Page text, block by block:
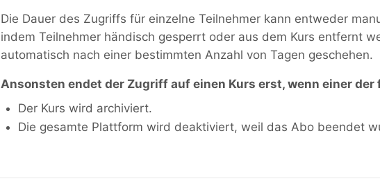
Die Dauer des Zugriffs für einzelne Teilnehmer kann entweder
indem Teilnehmer händisch gesperrt oder aus dem Kurs entfernt
automatisch nach einer bestimmten Anzahl von Tagen geschehen.
Ansonsten endet der Zugriff auf einen Kurs erst, wenn einer
Der Kurs wird archiviert.
Die gesamte Plattform wird deaktiviert, weil das Abo beendet